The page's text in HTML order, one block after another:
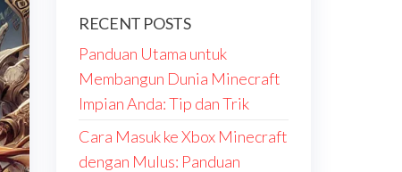
RECENT POSTS
Panduan Utama untuk
Membangun Dunia Minecraft
Impian Anda: Tip dan Trik
Cara Masuk ke Xbox Minecraft
dengan Mulus: Panduan